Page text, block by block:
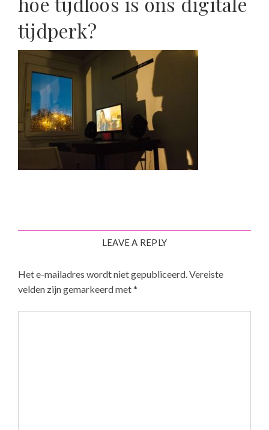
tijdperk?
LEAVE A REPLY
Het e-mailadres wordt niet gepubliceerd.Vereiste
velden zijn gemarkeerd met*